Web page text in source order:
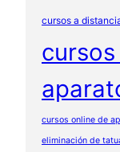
cursos a
cursos online de
eliminación de